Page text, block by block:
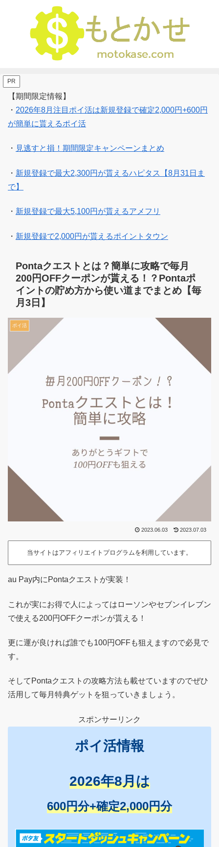
PR
【期間限定情報】
・ 2026年8月注目ポイ活は新規登録で確定2,000円+600円
が簡単に貰えるポイ活
・ 見逃すと損！期間限定キャンペーンまとめ
・ 新規登録で最大2,300円が貰えるハピタス【8月31日ま
で】
・ 新規登録で最大5,100円が貰えるアメフリ
・ 新規登録で2,000円が貰えるポイントタウン
Pontaクエストとは？簡単に攻略で毎月
200円OFFクーポンが貰える！？Pontaポ
イントの貯め方から使い道までまとめ【毎
月3日】
ポイ活
2023.06.03 2023.07.03
当サイトはアフィリエイトプログラムを利用しています。
au Pay内にPontaクエストが実装！
これが実にお得で人によってはローソンやセブンイレブン
で使える200円OFFクーポンが貰える！
更に運が良ければ誰でも100円OFFも狙えますので必見で
す。
そしてPontaクエストの攻略方法も載せていますのでぜひ
活用して毎月特典ゲットを狙っていきましょう。
スポンサーリンク
ポイ活情報
2026年8月は
600円分+確定2,000円分